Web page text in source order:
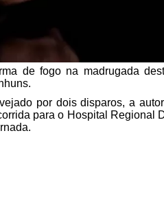
de fogo na madrugada
por dois disparos, a
para o Hospital Regional